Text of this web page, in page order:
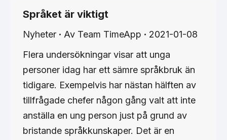
Språket är viktigt
Nyheter Av Team TimeApp
2021-01-08
Flera undersökningar visar att unga
personer idag har ett sämre språkbruk än
tidigare. Exempelvis har nästan hälften av
tillfrågade chefer någon gång valt att inte
anställa en ung person just på grund av
bristande språkkunskaper. Det är en